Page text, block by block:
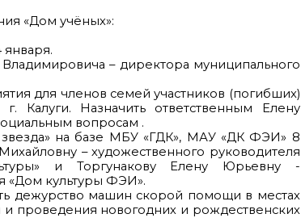
«Дом учёных»:
– директора муниципального
для членов семей участников (погибших)
Калуги. Назначить ответственным Елену
вопросам .
звезда» на базе МБУ «ГДК», МАУ «ДК ФЭИ» 8
– художественного руководителя
и Торгунакову Елену Юрьевну -
«Дом культуры ФЭИ».
машин скорой помощи в местах
проведения новогодних и рождественских